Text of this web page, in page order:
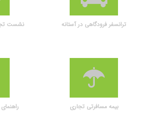
ترانسفر فرودگاهی در آستانه نشست
بیمه مسافرتی تجاری